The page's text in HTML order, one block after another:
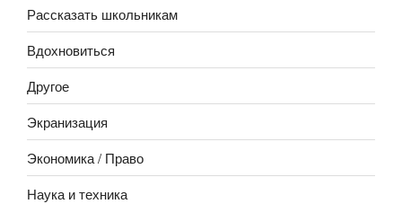
Рассказать школьникам
Вдохновиться
Другое
Экранизация
Экономика / Право
Наука и техника